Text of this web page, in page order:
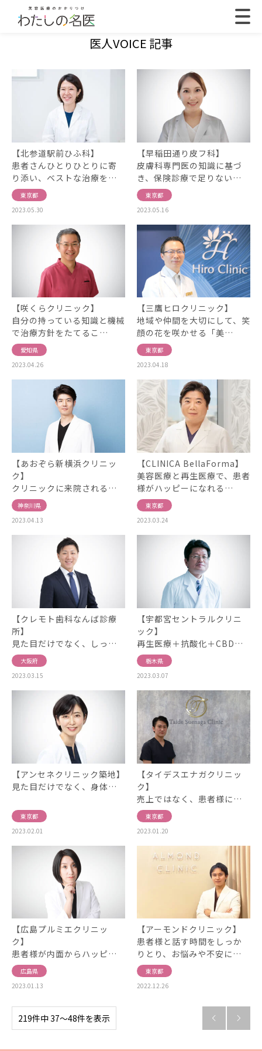
医人VOICE 記事
【北参道駅前ひふ科】
患者さんひとりひとりに寄
り添い、ベストな治療を…
東京都
2023.05.30
【早稲田通り皮フ科】
皮膚科専門医の知識に基づ
き、保険診療で足りない…
東京都
2023.05.16
【咲くらクリニック】
自分の持っている知識と機械
で治療方針をたてるこ…
愛知県
2023.04.26
【三鷹ヒロクリニック】
地域や仲間を大切にして、笑
顔の花を咲かせる「美…
東京都
2023.04.18
【あおぞら新横浜クリニッ
ク】
クリニックに来院される…
神奈川県
2023.04.13
【CLINICA BellaForma】
美容医療と再生医療で、患者
様がハッピーになれる…
東京都
2023.03.24
【クレモト歯科なんば診療
所】
見た目だけでなく、しっ…
大阪府
2023.03.15
【宇都宮セントラルクリニ
ック】
再生医療＋抗酸化＋CBD…
栃木県
2023.03.07
【アンセネクリニック築地】
見た目だけでなく、身体…
東京都
2023.02.01
【タイデスエナガクリニッ
ク】
売上ではなく、患者様に…
東京都
2023.01.20
【広島プルミエクリニッ
ク】
患者様が内面からハッピ…
広島県
2023.01.13
【アーモンドクリニック】
患者様と話す時間をしっか
りとり、お悩みや不安に…
東京都
2022.12.26
219件中 37〜48件を表示  